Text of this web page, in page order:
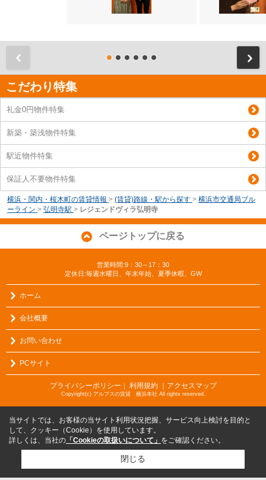
こだわり特集
礼金0円物件特集
新築・築浅物件特集
駅近物件特集
保証人不要物件特集
横浜・関内・桜木町の賃貸情報 > (賃貸)路線・駅から探す > 横浜市交通局ブル
ーライン > 弘明寺駅 > レジェンドヴィラ弘明寺
ページトップに戻る
営業時間:9：30～17：30
定休日:毎週水曜日、年末年始、夏季休暇、GW
ホーム
会社概要
お問い合わせ
PCサイト
プライバシーポリシー 利用規約 ｜アクセスマップ
Copyright(c) アルプスの賃貸 横浜本社 All rights reserved.
当サイトでは、お客様の当サイト利用状況把握、サービス向上検討を目的と
して、クッキー（Cookie）を使用しています。
詳しくは、当社の 「Cookieの取扱いについて」 をご確認ください。
閉じる